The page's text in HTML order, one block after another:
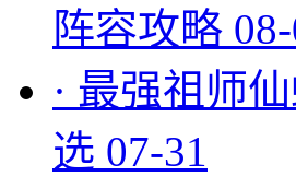
阵容攻略
· 最强祖师
选 07-31